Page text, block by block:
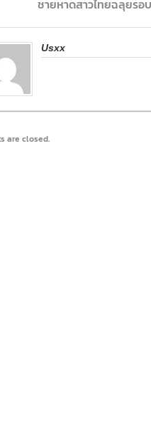
ชายหาดสาวไทยฉลุยร
Usxx
are closed.